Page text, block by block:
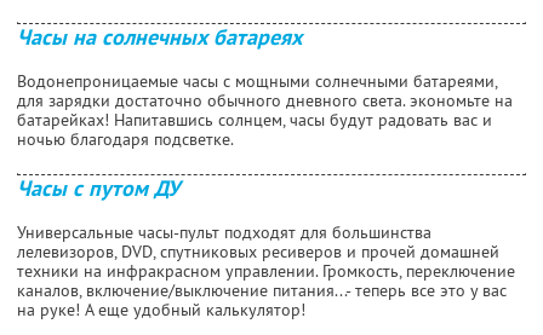
Часы на солнечных батареях
Водонепроницаемые часы с мощными солнечными батареями,
для зарядки достаточно обычного дневного света. экономьте на
батарейках! Напитавшись солнцем, часы будут радовать вас и
ночью благодаря подсветке.
Часы с путом ДУ
Универсальные часы-пульт подходят для большинства
лелевизоров, DVD, спутниковых ресиверов и прочей домашней
техники на инфракрасном управлении. Громкость, переключение
каналов, включение/выключение питания...- теперь все это у вас
на руке! А еще удобный калькулятор!